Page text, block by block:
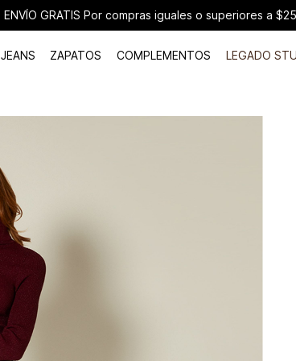
ENVÍO GRATIS Por compras iguales o superiores a
JEANS ZAPATOS COMPLEMENTOS LEGADO